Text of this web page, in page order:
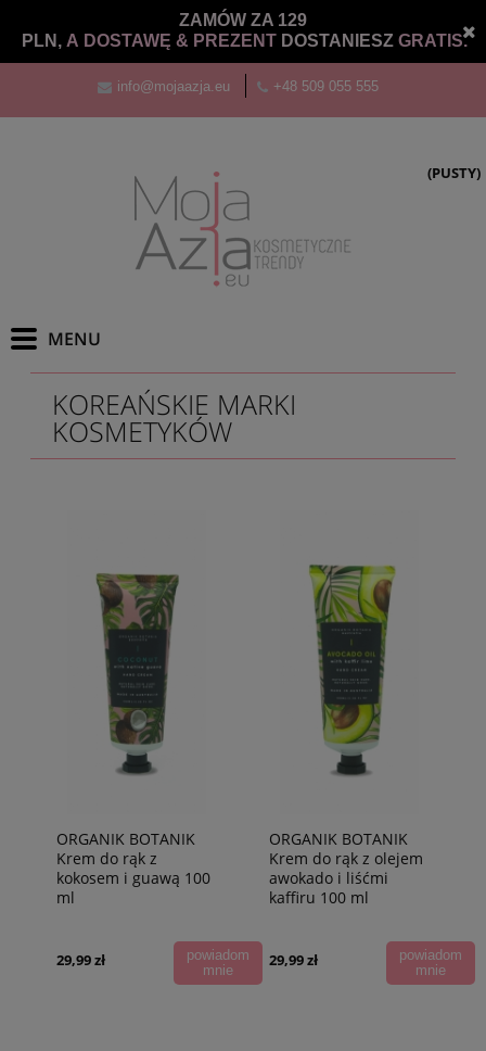
ZAMÓW ZA 129
PLN, A DOSTAWĘ & PREZENT DOSTANIESZ GRATIS.
info@mojaazja.eu +48 509 055 555
(PUSTY)
KOREAŃSKIE MARKI
KOSMETYKÓW
ORGANIK BOTANIK
Krem do rąk z
kokosem i guawą 100
ml
29,99 zł
powiadom
mnie
ORGANIK BOTANIK
Krem do rąk z olejem
awokado i liśćmi
kaffiru 100 ml
29,99 zł
powiadom
mnie